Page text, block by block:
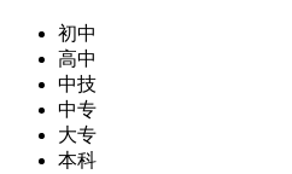
初中
高中
中技
中专
大专
本科